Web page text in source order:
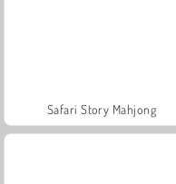
Safari Story Mahjong